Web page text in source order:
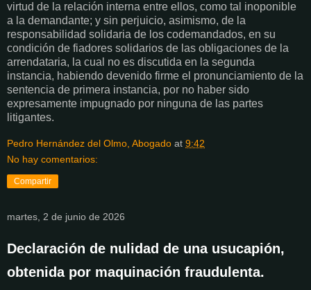
virtud de la relación interna entre ellos, como tal inoponible
a la demandante; y sin perjuicio, asimismo, de la
responsabilidad solidaria de los codemandados, en su
condición de fiadores solidarios de las obligaciones de la
arrendataria, la cual no es discutida en la segunda
instancia, habiendo devenido firme el pronunciamiento de la
sentencia de primera instancia, por no haber sido
expresamente impugnado por ninguna de las partes
litigantes.
Pedro Hernández del Olmo, Abogado at 9:42
No hay comentarios:
Compartir
martes, 2 de junio de 2026
Declaración de nulidad de una usucapión,
obtenida por maquinación fraudulenta.